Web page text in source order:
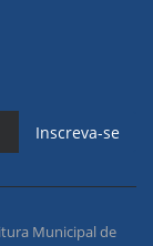
Inscreva-se
Municipal de